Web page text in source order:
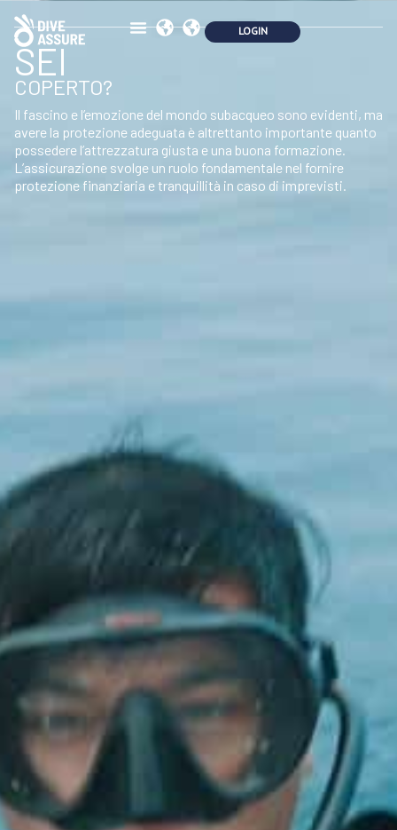
SEI
COPERTO?
Il fascino e l’emozione del mondo subacqueo sono evidenti, ma
avere la protezione adeguata è altrettanto importante quanto
possedere l’attrezzatura giusta e una buona formazione.
L’assicurazione svolge un ruolo fondamentale nel fornire
protezione finanziaria e tranquillità in caso di imprevisti.